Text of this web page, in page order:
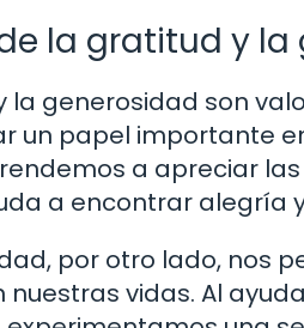
la gratitud y
la generosidad son
un papel importante
a apreciar
a encontrar alegría
por otro lado, nos
nuestras vidas. Al